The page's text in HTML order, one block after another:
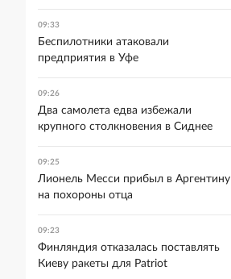
09:33
Беспилотники атаковали
предприятия в Уфе
09:26
Два самолета едва избежали
крупного столкновения в Сиднее
09:25
Лионель Месси прибыл в Аргентину
на похороны отца
09:23
Финляндия отказалась поставлять
Киеву ракеты для Patriot